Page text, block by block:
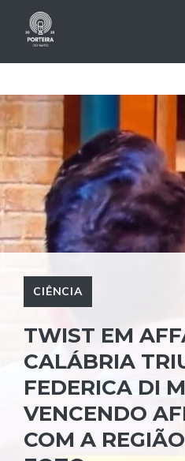
CIÊNCIA
TWIST EM
CALÁBRIA
FEDERICA DI
VENCENDO
COM A